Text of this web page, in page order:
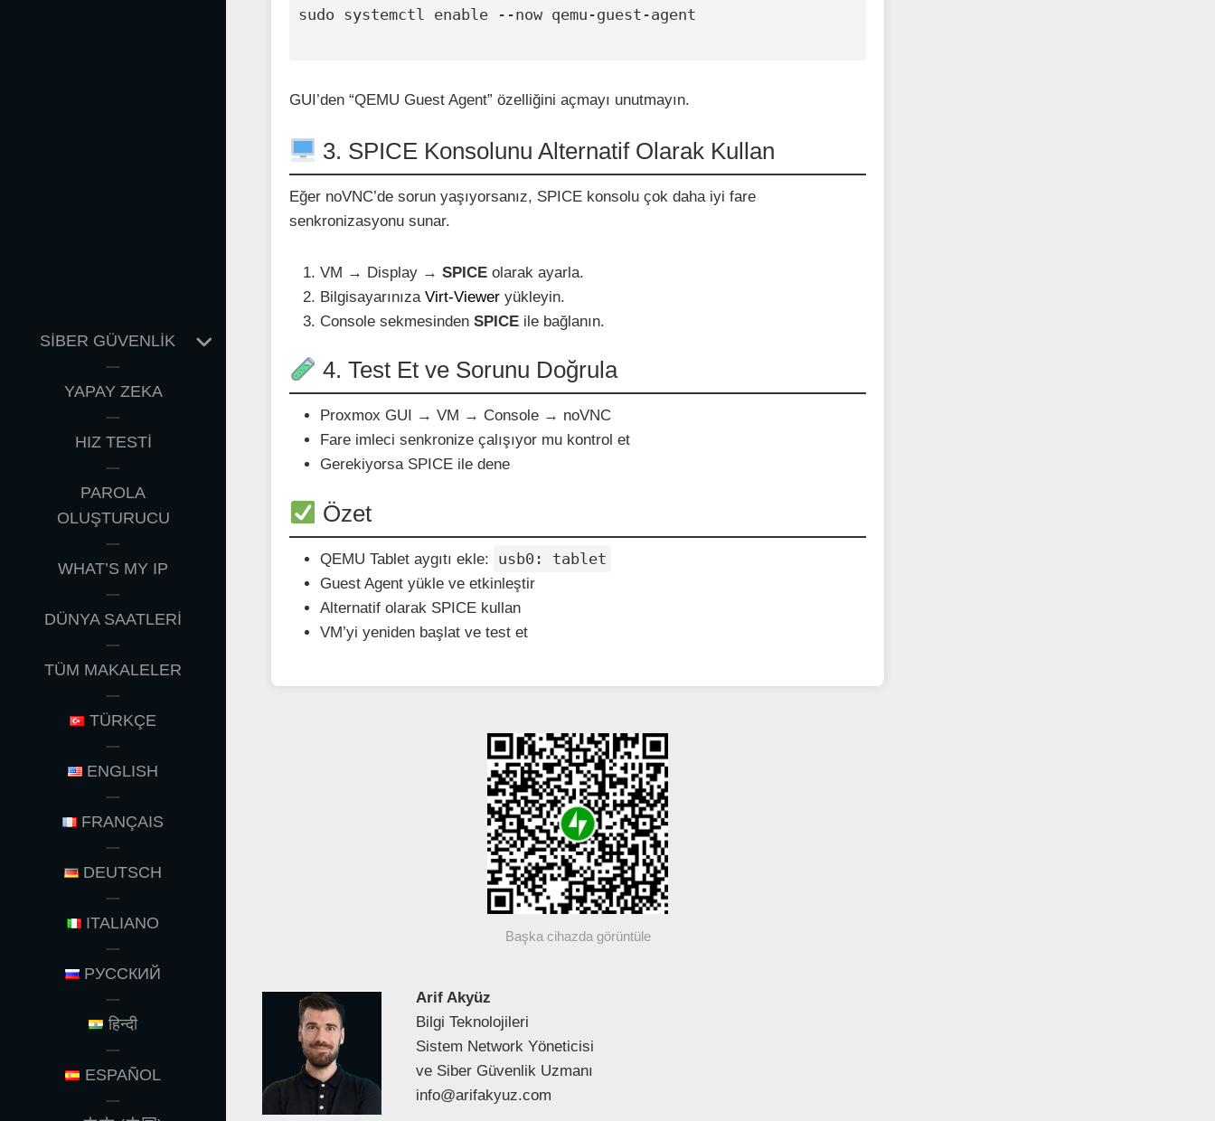
SİBER GÜVENLİK
EXPAND
YAPAY ZEKA
HIZ TESTİ
PAROLA
OLUŞTURUCU
WHAT’S MY IP
DÜNYA SAATLERİ
TÜM MAKALELER
TÜRKÇE
ENGLISH
FRANÇAIS
DEUTSCH
ITALIANO
РУССКИЙ
हिन्दी
ESPAÑOL
sudo systemctl enable --now qemu-guest-agent
GUI’den “QEMU Guest Agent” özelliğini açmayı unutmayın.
3. SPICE Konsolunu Alternatif Olarak Kullan
Eğer noVNC’de sorun yaşıyorsanız, SPICE konsolu çok daha iyi fare
senkronizasyonu sunar.
VM → Display →SPICE olarak ayarla.
BilgisayarınızaVirt-Viewer yükleyin.
Console sekmesindenSPICE ile bağlanın.
4. Test Et ve Sorunu Doğrula
Proxmox GUI → VM → Console → noVNC
Fare imleci senkronize çalışıyor mu kontrol et
Gerekiyorsa SPICE ile dene
Özet
QEMU Tablet aygıtı ekle: usb0: tablet
Guest Agent yükle ve etkinleştir
Alternatif olarak SPICE kullan
VM’yi yeniden başlat ve test et
Başka cihazda görüntüle
Arif Akyüz
Bilgi Teknolojileri
Sistem Network Yöneticisi
ve Siber Güvenlik Uzmanı
info@arifakyuz.com